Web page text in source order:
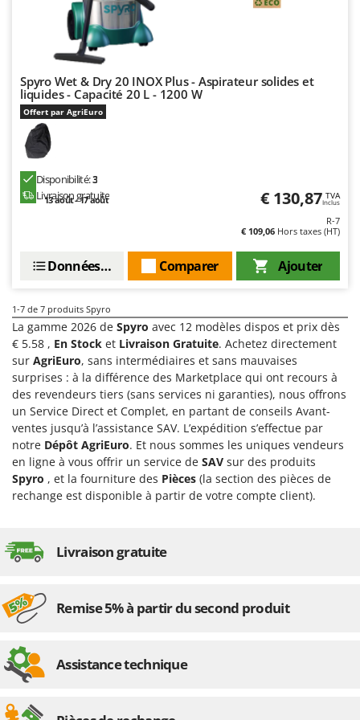
Scies alternatives à batterie
Scies de jardin télescopiques
Sécateurs électriques à batterie
Sécateurs et Échenilloirs manuels
Sécateurs pneumatiques
Semoirs et Épandeurs d'engrais
Socs pour tracteur
Souffleurs aspirateurs pour Feuilles
Soufreuses - Poudreuses à dos
Taille-haies
Tarières
Tondeuses à Gazon
Tondeuses autoportées
Tondeuses débroussailleuses thermiques
Trancheuses
Trancheuses de sol
Transpalettes
Treuils de débardage
V
Vêtements de Sécurité
Intex
Italyco
ITM
J JOLLY ITALIA
KAAZ
Karcher
Kasco
KitchenAid
L
Laica
Lampacrescia - MGM
Landxcape
LAR Casalinghi
Lavor
Linea VZ
Lisam
M
M.A.I.BO.
Macte Ovens
MAMMAMIA
Marcato
Spyro Wet & Dry 20 INOX Plus - Aspirateur solides et
liquides - Capacité 20 L - 1200 W
Offert par AgriEuro
Disponibilité:3
Livraison gratuite
13 août - 17 août € 130,87 TVA
Inclus
R-7
€ 109,06 Hors taxes (HT)
Ajouter
Comparer
Données techniques
1-7 de 7 produits Spyro
La gamme 2026 de Spyro avec 12 modèles dispos et prix dès
€ 5.58 , En Stock et Livraison Gratuite. Achetez directement
sur AgriEuro, sans intermédiaires et sans mauvaises
surprises : à la différence des Marketplace qui ont recours à
des revendeurs tiers (sans services ni garanties), nous offrons
un Service Direct et Complet, en partant de conseils Avant-
ventes jusqu’à l’assistance SAV. L’expédition s’effectue par
notre Dépôt AgriEuro. Et nous sommes les uniques vendeurs
en ligne à vous offrir un service de SAV sur des produits
Spyro , et la fourniture des Pièces (la section des pièces de
rechange est disponible à partir de votre compte client).
Livraison gratuite
Remise 5% à partir du second produit
Assistance technique